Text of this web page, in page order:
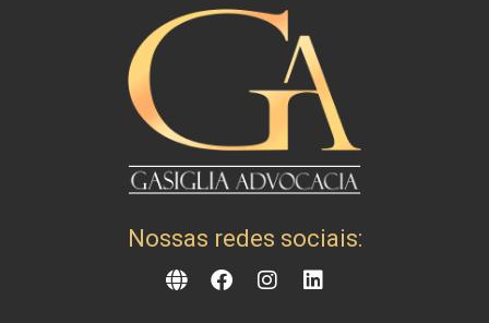
Nossas redes sociais: